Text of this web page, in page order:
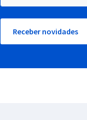
Receber novidades